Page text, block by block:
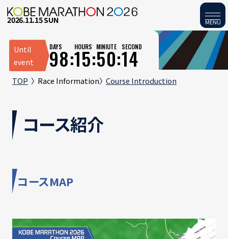
2026.11.15 SUN
Until
event
98:
DAYS 15:
HOURS 50:
MINIUTE 14
SECOND
TOP Race Information Course Introduction
コース紹介
コースMAP
MENU